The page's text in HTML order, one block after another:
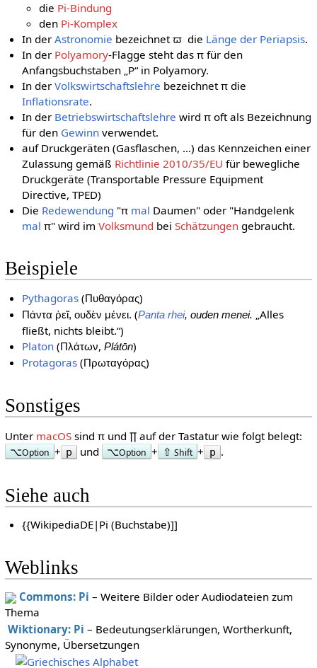
die Pi-Bindung
den Pi-Komplex
In derAstronomie bezeichnetϖ die Länge der Periapsis.
In der Polyamory-Flagge steht das π für den
Anfangsbuchstaben „P“ in Polyamory.
In derVolkswirtschaftslehre bezeichnet π die
Inflationsrate.
In der Betriebswirtschaftslehre wird π oft als Bezeichnung
für den Gewinn verwendet.
auf Druckgeräten (Gasflaschen, …) das Kennzeichen einer
Zulassung gemäß Richtlinie 2010/35/EU für bewegliche
Druckgeräte (Transportable Pressure Equipment
Directive, TPED)
Die Redewendung "π mal Daumen" oder "Handgelenk
mal π" wird imVolksmund beiSchätzungen gebraucht.
Beispiele
Pythagoras (Πυθαγόρας)
Πάντα ῥεῖ, ουδὲν μένει. (Panta rhei, ouden menei. „Alles
fließt, nichts bleibt.“)
Platon (Πλάτων,Plátōn)
Protagoras (Πρωταγόρας)
Sonstiges
Unter macOSsind π und ∏ auf der Tastatur wie folgt belegt:
⌥Option + p und ⌥Option + ⇧ Shift + p .
Siehe auch
{{WikipediaDE|Pi (Buchstabe)]]
Weblinks
Commons: Pi – Weitere Bilder oder Audiodateien zum
Thema
Wiktionary: Pi – Bedeutungserklärungen, Wortherkunft,
Synonyme, Übersetzungen